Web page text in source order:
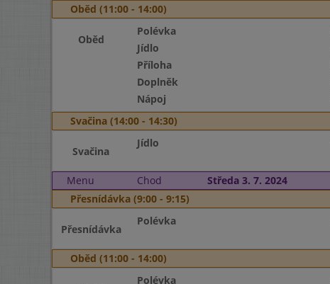
Oběd (11:00 - 14:00)
Oběd
Polévka
Jídlo
Příloha
Doplněk
Nápoj
Svačina (14:00 - 14:30)
Svačina
Jídlo
Menu Chod Středa 3. 7. 2024
Přesnídávka (9:00 - 9:15)
Přesnídávka
Polévka
Oběd (11:00 - 14:00)
Polévka